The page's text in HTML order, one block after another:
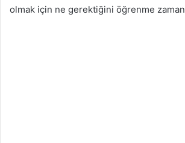
olmak için ne gerektiğini öğrenme